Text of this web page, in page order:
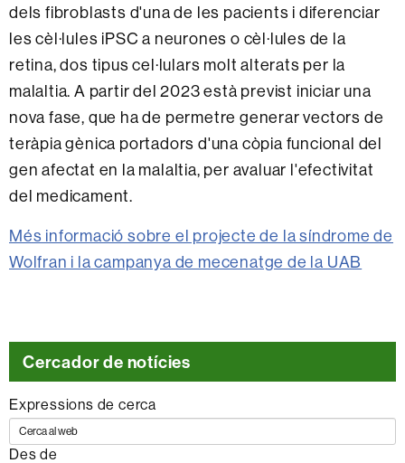
dels fibroblasts d'una de les pacients i diferenciar
les cèl·lules iPSC a neurones o cèl·lules de la
retina, dos tipus cel·lulars molt alterats per la
malaltia. A partir del 2023 està previst iniciar una
nova fase, que ha de permetre generar vectors de
teràpia gènica portadors d'una còpia funcional del
gen afectat en la malaltia, per avaluar l'efectivitat
del medicament.
Més informació sobre el projecte de la síndrome de
Wolfran i la campanya de mecenatge de la UAB
Cercador de notícies
Expressions de cerca
Des de